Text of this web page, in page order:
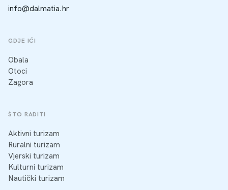
info@dalmatia.hr
GDJE IĆI
Obala
Otoci
Zagora
ŠTO RADITI
Aktivni turizam
Ruralni turizam
Vjerski turizam
Kulturni turizam
Nautički turizam